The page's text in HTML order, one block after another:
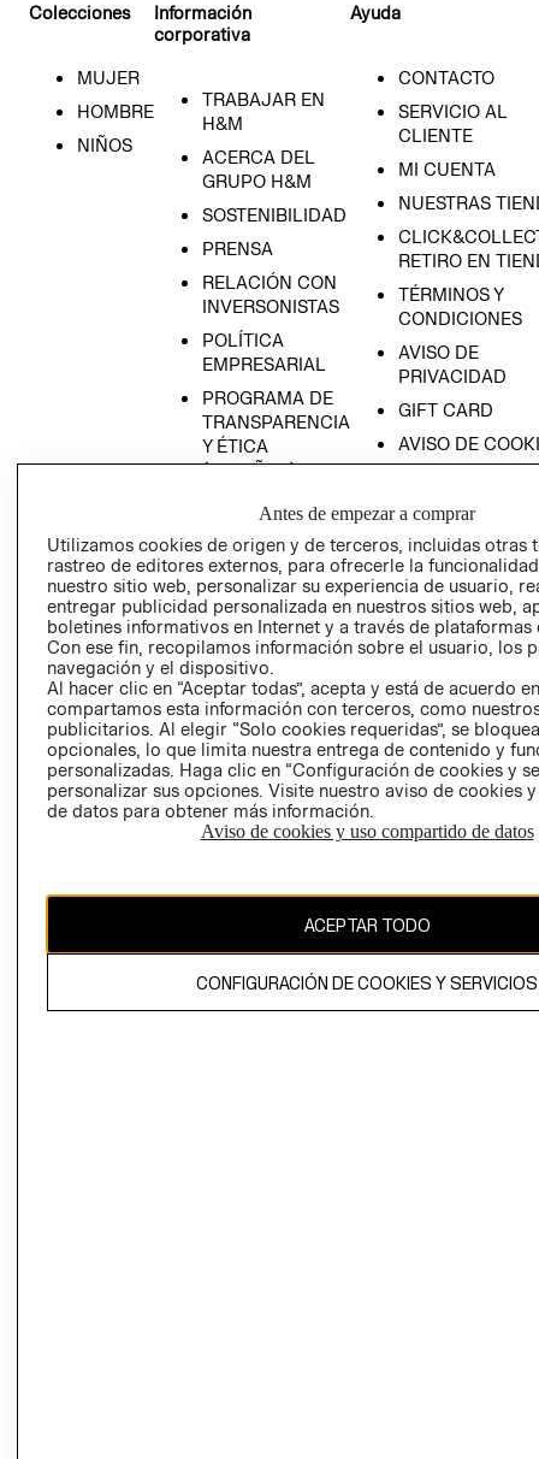
Colecciones
MUJER
HOMBRE
NIÑOS
Información
corporativa
TRABAJAR EN
H&M
ACERCA DEL
GRUPO H&M
SOSTENIBILIDAD
PRENSA
RELACIÓN CON
INVERSONISTAS
POLÍTICA
EMPRESARIAL
PROGRAMA DE
TRANSPARENCIA
Y ÉTICA
(ESPAÑOL)
PROGRAMA DE
Y ÉTICA (INGLÉS)
Ayuda
CONTACTO
SERVICIO AL
CLIENTE
MI CUENTA
NUESTRAS
RETIRO EN
TÉRMINOS Y
CONDICIONES
AVISO DE
PRIVACIDAD
GIFT CARD
AVISO DE
COMERCIO - SIC
PETICIONES
QUEJAS Y
RECLAMOS
Colombia ($)
CAMBIAR REGIÓN
El contenido de esta página web está protegido por copyright y es
Antes de empezar a comprar
Utilizamos cookies de origen y de terceros, incluidas otras
rastreo de editores externos, para ofrecerle la
nuestro sitio web, personalizar su experiencia de usuario,
entregar publicidad personalizada en nuestros sitios web,
boletines informativos en Internet y a través de plataformas
Con ese fin, recopilamos información sobre el usuario, los
navegación y el dispositivo.
Al hacer clic en “Aceptar todas”, acepta y está de acuerdo
compartamos esta información con terceros, como
publicitarios. Al elegir “Solo cookies requeridas”, se
opcionales, lo que limita nuestra entrega de contenido y
personalizadas. Haga clic en “Configuración de cookies y
personalizar sus opciones. Visite nuestro aviso de cookies
de datos para obtener más información.
Aviso de cookies y uso compartido de datos
ACEPTAR TODO
CONFIGURACIÓN DE COOKIES Y SERVICIOS